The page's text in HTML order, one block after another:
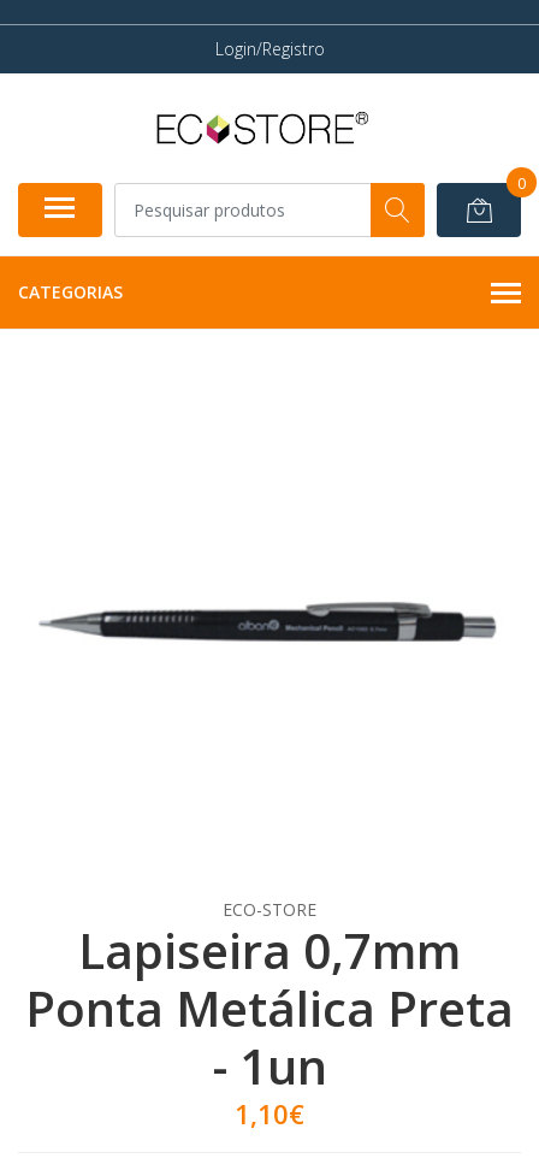
Login/Registro
0
CATEGORIAS
ECO-STORE
Lapiseira 0,7mm
Ponta Metálica Preta
- 1un
1,10€